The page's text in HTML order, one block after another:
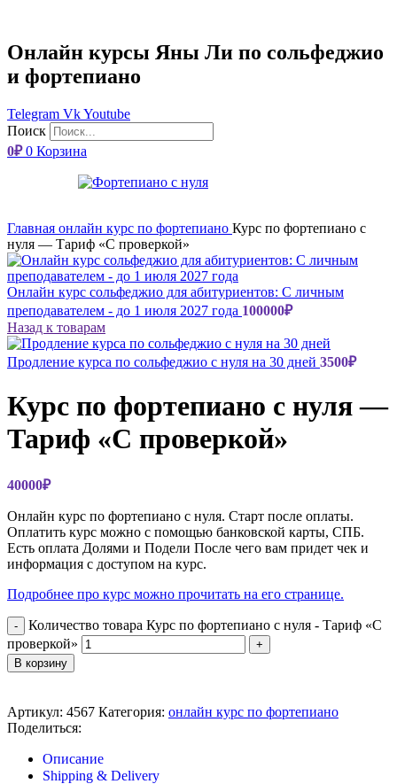
Онлайн курсы Яны Ли по сольфеджио
и фортепиано
Telegram VkYoutube
Поиск
0₽ 0 Корзина
Главная онлайн курс по фортепиано Курс по фортепиано с
нуля — Тариф «С проверкой»
Онлайн курс сольфеджио для абитуриентов: С личным
преподавателем - до 1 июля 2027 года 100000₽
Назад к товарам
Продление курса по сольфеджио с нуля на 30 дней 3500₽
Курс по фортепиано с нуля —
Тариф «С проверкой»
40000₽
Онлайн курс по фортепиано с нуля. Старт после оплаты.
Оплатить курс можно с помощью банковской карты, СПБ.
Есть оплата Долями и Подели После чего вам придет чек и
информация с доступом на курс.
Подробнее про курс можно прочитать на его странице.
Количество товара Курс по фортепиано с нуля - Тариф «С
проверкой»
В корзину
Артикул: 4567 Категория: онлайн курс по фортепиано
Поделиться:
Описание
Shipping & Delivery